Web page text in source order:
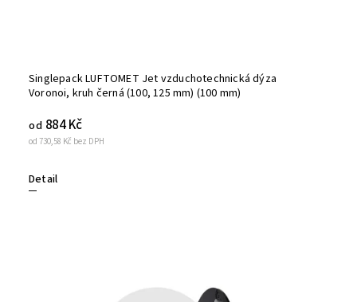
Singlepack LUFTOMET Jet vzduchotechnická dýza
Voronoi, kruh černá (100, 125 mm) (100 mm)
od 730,58 Kč bez DPH
od 884 Kč
Detail